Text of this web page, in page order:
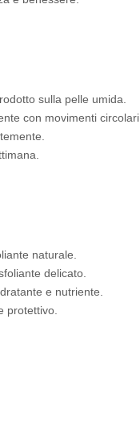
sulla pelle umida.
con movimenti circolari.
naturale.
delicato.
e nutriente.
protettivo.